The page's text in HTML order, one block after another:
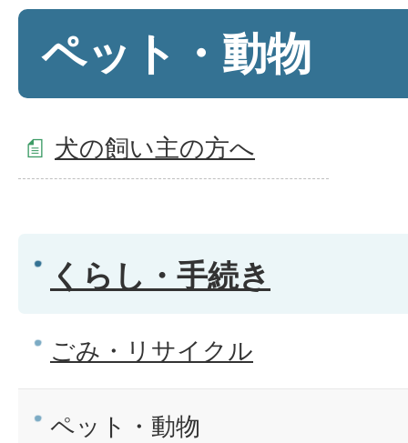
ペット・動物
犬の飼い主の方へ
くらし・手続き
ごみ・リサイクル
ペット・動物